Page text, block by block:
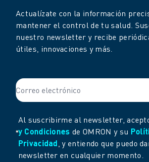
Actualízate con la información
mantener el control de tu salud.
nuestro newsletter y recibe
útiles, innovaciones y más.
Al suscribirme al newsletter,
y Condiciones de OMRON y su
Privacidad , y entiendo que puedo
newsletter en cualquier momento.